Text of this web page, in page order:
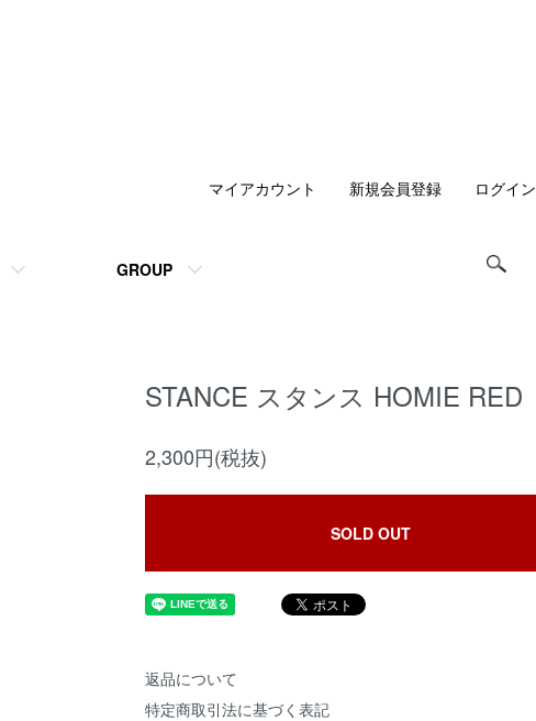
GROUP
マイアカウント 新規会員登録 ログイン
STANCE スタンス HOMIE RED
2,300円(税抜)
SOLD OUT
返品について
特定商取引法に基づく表記